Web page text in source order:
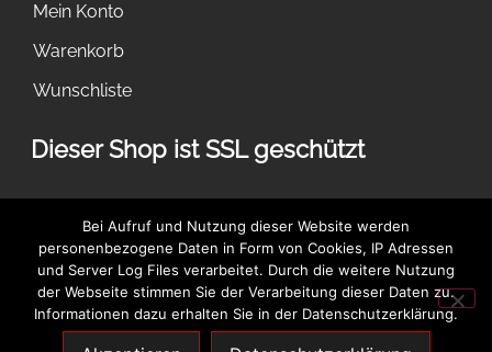
Dies ist ein Demostore zu Testzwecken - es werden keine
Bestellungen ausgeführt.
Verwerfen
Mein Konto
Warenkorb
Wunschliste
Dieser Shop ist SSL geschützt
Bei Aufruf und Nutzung dieser Website werden
personenbezogene Daten in Form von Cookies, IP Adressen
und Server Log Files verarbeitet. Durch die weitere Nutzung
der Webseite stimmen Sie der Verarbeitung dieser Daten zu.
Informationen dazu erhalten Sie in der Datenschutzerklärung.